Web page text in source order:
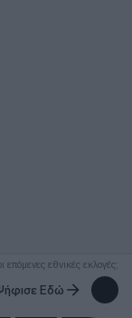
εθνικές εκλογές;
Εδώ